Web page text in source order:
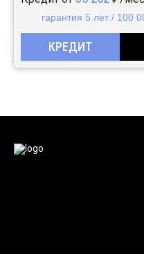
гарантия 5 лет / 100
КРЕДИТ